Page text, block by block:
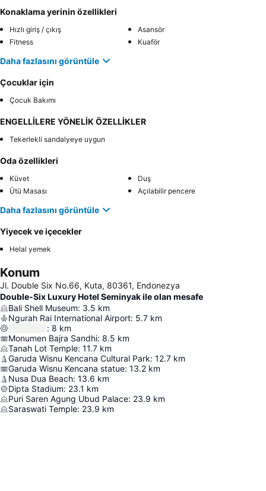
Konaklama yerinin özellikleri
Hızlı giriş / çıkış
Asansör
Fitness
Kuaför
Daha fazlasını görüntüle
Çocuklar için
Çocuk Bakımı
ENGELLİLERE YÖNELİK ÖZELLİKLER
Tekerlekli sandalyeye uygun
Oda özellikleri
Küvet
Duş
Ütü Masası
Açılabilir pencere
Daha fazlasını görüntüle
Yiyecek ve içecekler
Helal yemek
Konum
Jl. Double Six No.66, Kuta, 80361, Endonezya
Double-Six Luxury Hotel Seminyak ile olan mesafe
Bali Shell Museum: 3.5 km
Ngurah Rai International Airport: 5.7 km
: 8 km
Monumen Bajra Sandhi: 8.5 km
Tanah Lot Temple: 11.7 km
Garuda Wisnu Kencana Cultural Park: 12.7 km
Garuda Wisnu Kencana statue: 13.2 km
Nusa Dua Beach: 13.6 km
Dipta Stadium: 23.1 km
Puri Saren Agung Ubud Palace: 23.9 km
Saraswati Temple: 23.9 km